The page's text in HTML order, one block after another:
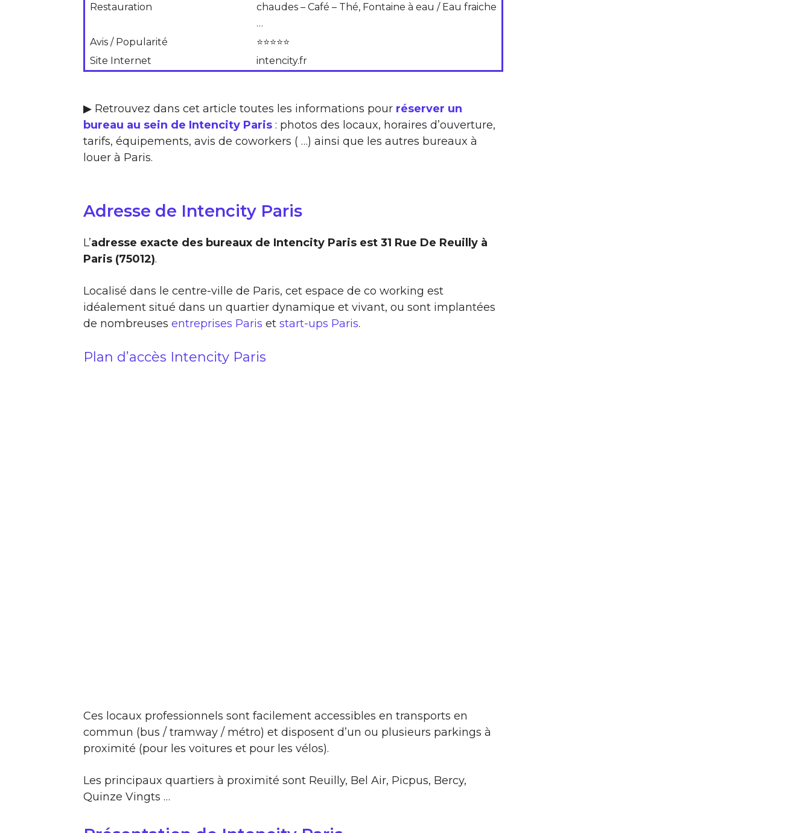
Restauration
chaudes – Café – Thé, Fontaine à eau / Eau fraiche
…
Avis / Popularité
⭐⭐⭐⭐⭐
Site Internet
intencity.fr
▶ Retrouvez dans cet article toutes les informations pour réserver un
bureau au sein de Intencity Paris : photos des locaux, horaires d’ouverture,
tarifs, équipements, avis de coworkers ( …) ainsi que les autres bureaux à
louer à Paris.
Adresse de Intencity Paris
L’adresse exacte des bureaux de Intencity Paris est 31 Rue De Reuilly à
Paris (75012).
Localisé dans le centre-ville de Paris, cet espace de co working est
idéalement situé dans un quartier dynamique et vivant, ou sont implantées
de nombreuses entreprises Paris et start-ups Paris.
Plan d’accès Intencity Paris
Ces locaux professionnels sont facilement accessibles en transports en
commun (bus / tramway / métro) et disposent d’un ou plusieurs parkings à
proximité (pour les voitures et pour les vélos).
Les principaux quartiers à proximité sont Reuilly, Bel Air, Picpus, Bercy,
Quinze Vingts …